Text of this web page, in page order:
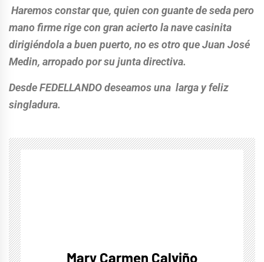
Haremos constar que, quien con guante de seda pero
mano firme rige con gran acierto la nave casinita
dirigiéndola a buen puerto, no es otro que Juan José
Medin, arropado por su junta directiva.
Desde FEDELLANDO deseamos una larga y feliz
singladura.
Mary Carmen Calviño